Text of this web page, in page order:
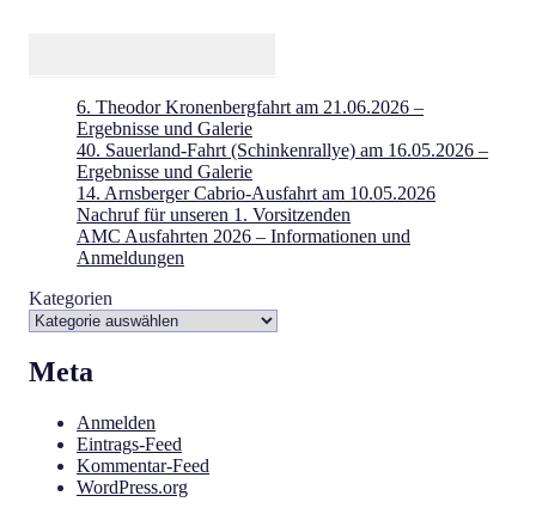
6. Theodor Kronenbergfahrt am 21.06.2026 –
Ergebnisse und Galerie
40. Sauerland-Fahrt (Schinkenrallye) am 16.05.2026 –
Ergebnisse und Galerie
14. Arnsberger Cabrio-Ausfahrt am 10.05.2026
Nachruf für unseren 1. Vorsitzenden
AMC Ausfahrten 2026 – Informationen und
Anmeldungen
Kategorien
Meta
Anmelden
Eintrags-Feed
Kommentar-Feed
WordPress.org